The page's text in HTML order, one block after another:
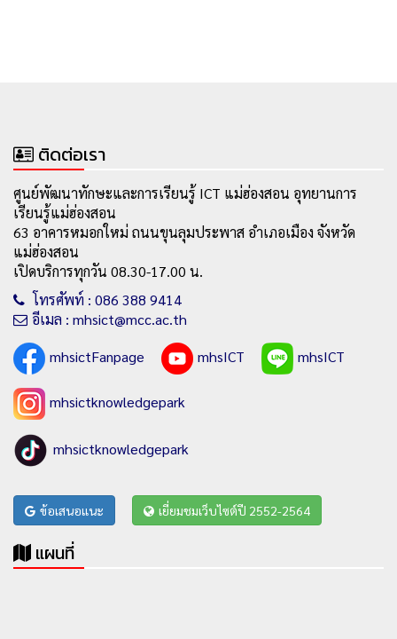
ติดต่อเรา
ศูนย์พัฒนาทักษะและการเรียนรู้ ICT แม่ฮ่องสอน อุทยานการ
เรียนรู้แม่ฮ่องสอน
63 อาคารหมอกใหม่ ถนนขุนลุมประพาส อำเภอเมือง จังหวัด
แม่ฮ่องสอน
เปิดบริการทุกวัน 08.30-17.00 น.
โทรศัพท์ : 086 388 9414
อีเมล : mhsict@mcc.ac.th
mhsictFanpage
mhsICT mhsICT
mhsictknowledgepark
mhsictknowledgepark
ข้อเสนอแนะ เยี่ยมชมเว็บไซต์ปี 2552-2564
แผนที่